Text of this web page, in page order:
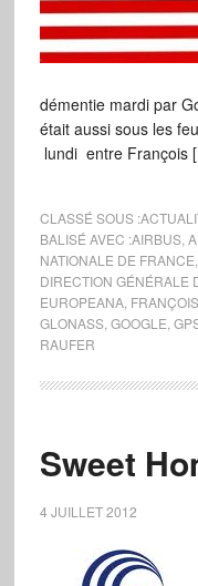
démentie mardi par
était aussi sous les
lundi entre François
CLASSÉ SOUS :
BALISÉ AVEC :AIRBUS,
NATIONALE DE FRANCE
DIRECTION GÉNÉRALE
EUROPEANA,
GLONASS, GOOGLE
RAUFER
Sweet
4 JUILLET 2012